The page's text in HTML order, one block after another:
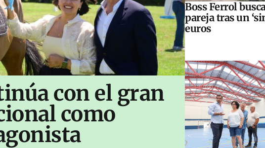
con el gran
como
Boss Ferrol
pareja tras un
euros